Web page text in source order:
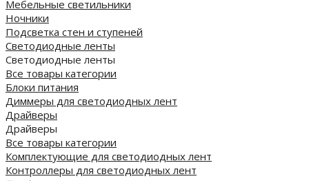
Мебельные светильники
Ночники
Подсветка стен и ступеней
Светодиодные ленты
Светодиодные ленты
Все товары категории
Блоки питания
Диммеры для светодиодных лент
Драйверы
Драйверы
Все товары категории
Комплектующие для светодиодных лент
Контроллеры для светодиодных лент